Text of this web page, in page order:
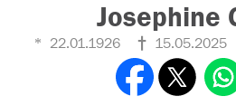
Josephine
22.01.1926 15.05.2025